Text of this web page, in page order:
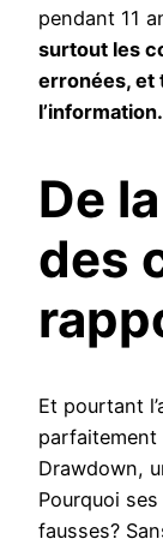
pendant 11
surtout les
erronées, et
l’information.
De
des
Et pourtant
parfaitement
Drawdown,
Pourquoi
fausses?